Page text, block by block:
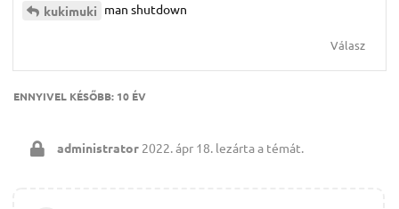
kukimuki man shutdown
Válasz
ENNYIVEL KÉSŐBB: 10 ÉV
administrator 2022. ápr 18. lezárta a témát.